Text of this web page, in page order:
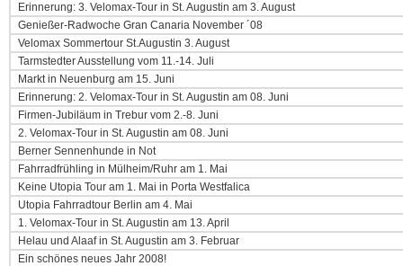
Erinnerung: 3. Velomax-Tour in St. Augustin am 3. August
Genießer-Radwoche Gran Canaria November ´08
Velomax Sommertour St.Augustin 3. August
Tarmstedter Ausstellung vom 11.-14. Juli
Markt in Neuenburg am 15. Juni
Erinnerung: 2. Velomax-Tour in St. Augustin am 08. Juni
Firmen-Jubiläum in Trebur vom 2.-8. Juni
2. Velomax-Tour in St. Augustin am 08. Juni
Berner Sennenhunde in Not
Fahrradfrühling in Mülheim/Ruhr am 1. Mai
Keine Utopia Tour am 1. Mai in Porta Westfalica
Utopia Fahrradtour Berlin am 4. Mai
1. Velomax-Tour in St. Augustin am 13. April
Helau und Alaaf in St. Augustin am 3. Februar
Ein schönes neues Jahr 2008!